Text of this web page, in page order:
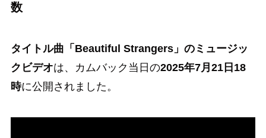
数
タイトル曲「Beautiful Strangers」のミュージッ
クビデオは、カムバック当日の2025年7月21日18
時に公開されました。